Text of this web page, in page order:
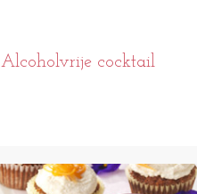
Alcoholvrije cocktail